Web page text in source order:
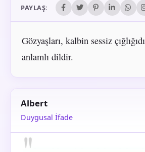
PAYLAŞ:
Gözyaşları, kalbin sessiz
anlamlı dildir.
Albert
Duygusal İfade